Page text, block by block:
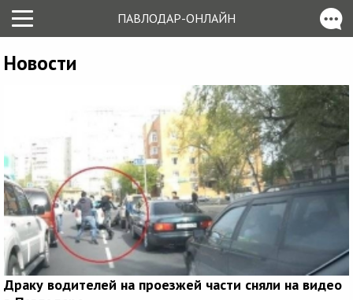
ПАВЛОДАР-ОНЛАЙН
Новости
Драку водителей на проезжей части сняли на видео